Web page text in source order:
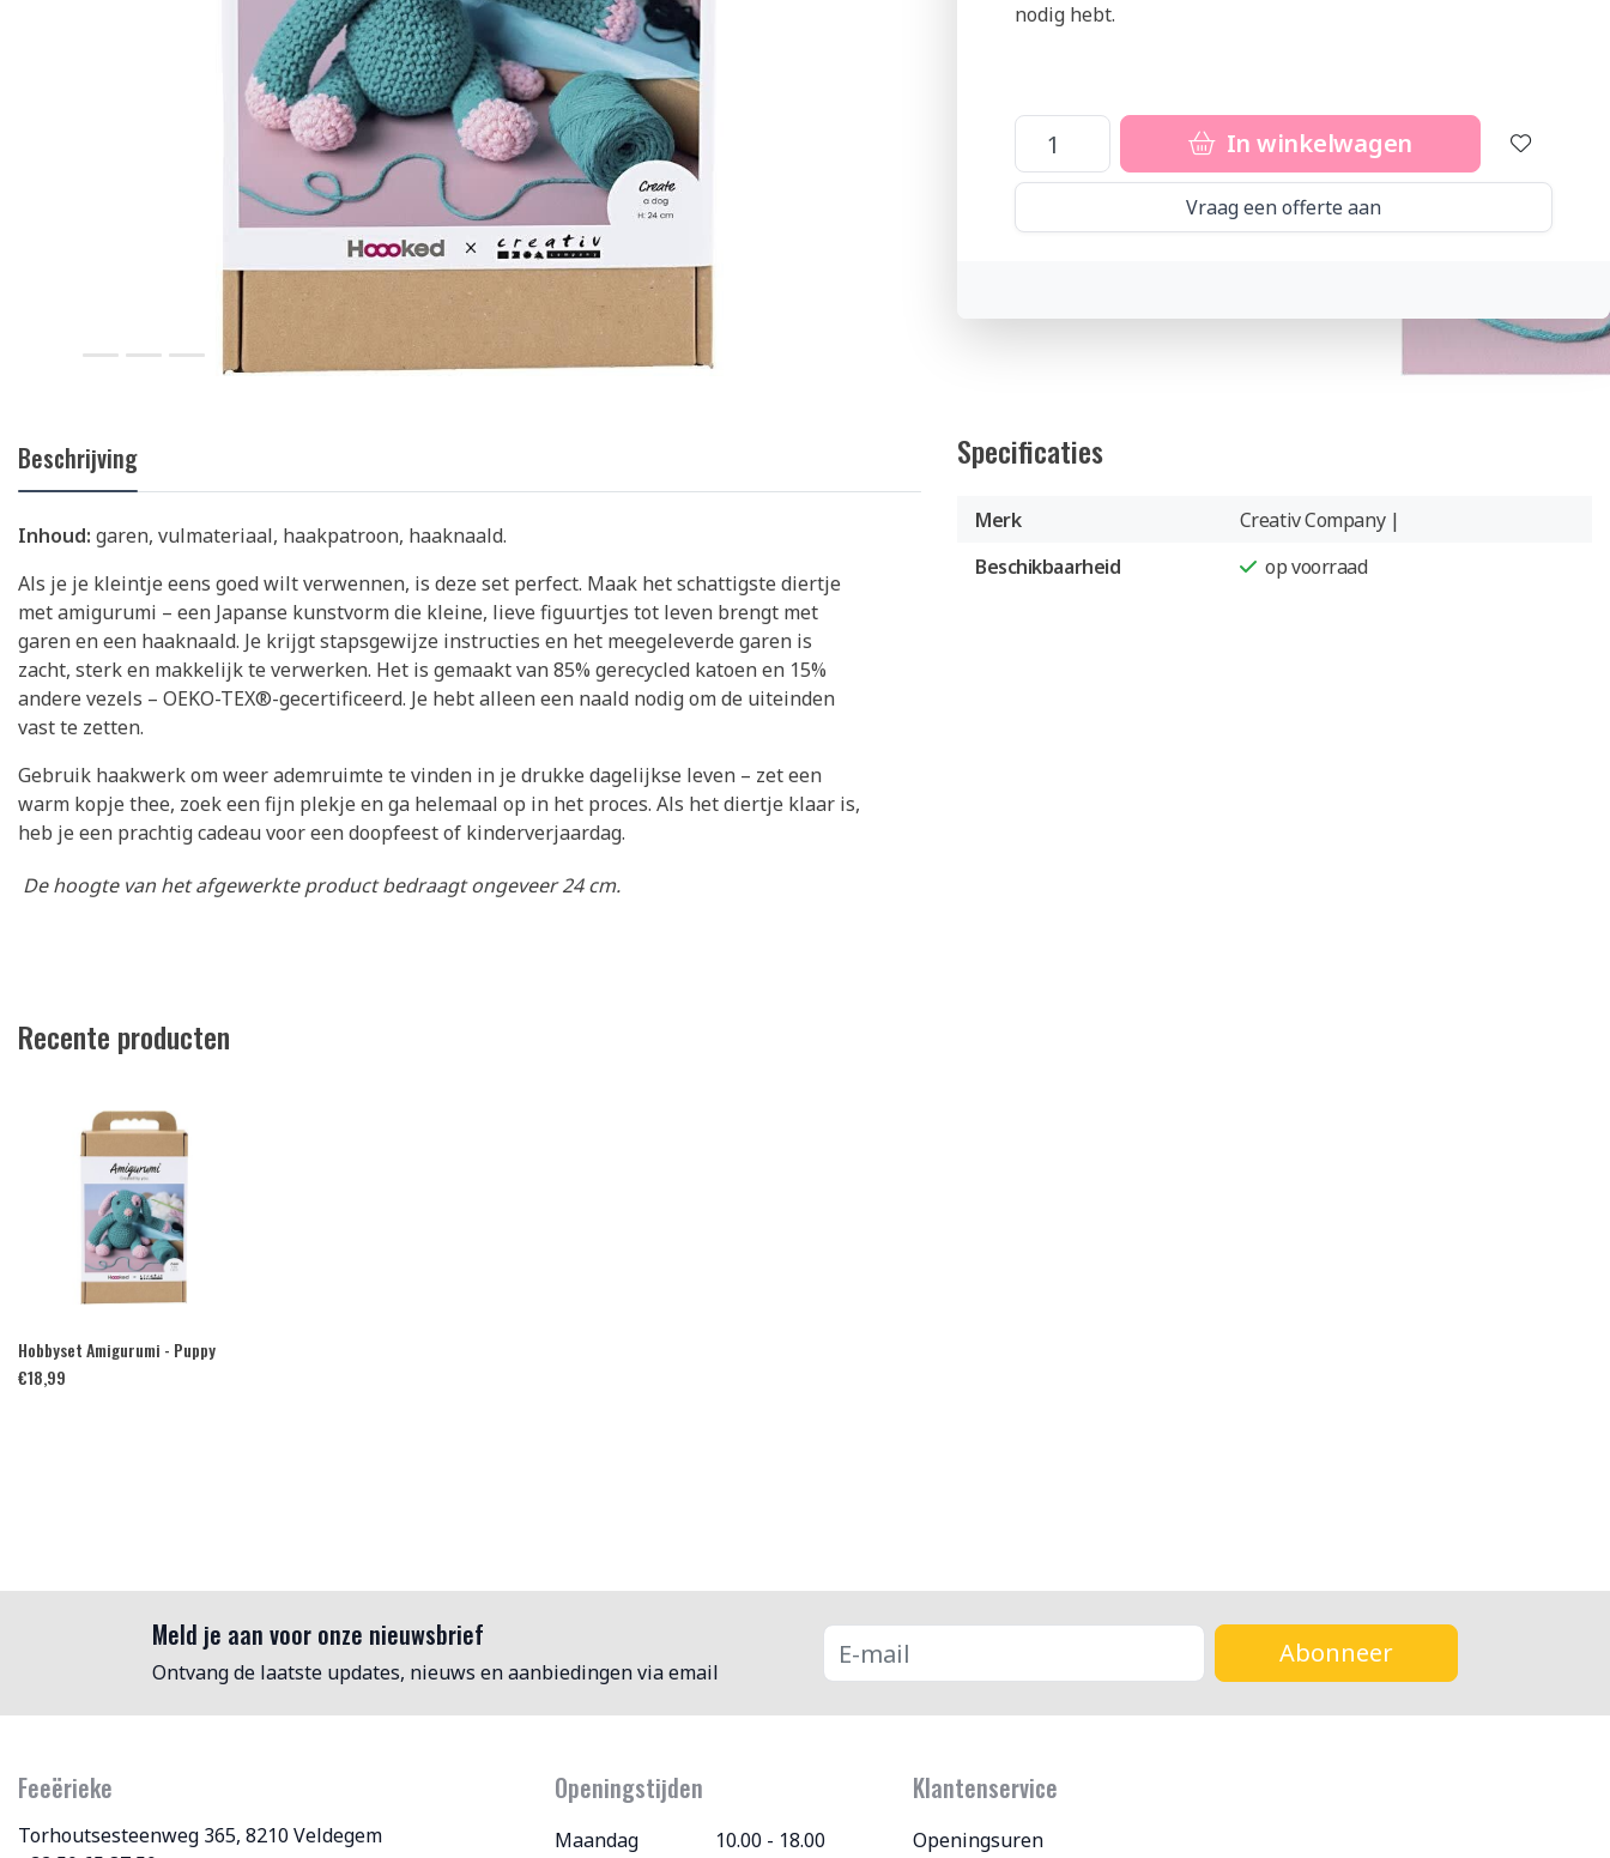
nodig hebt.
In winkelwagen
Vraag een offerte aan
Beschrijving
Inhoud: garen, vulmateriaal, haakpatroon, haaknaald.
Als je je kleintje eens goed wilt verwennen, is deze set perfect. Maak het schattigste diertje
met amigurumi – een Japanse kunstvorm die kleine, lieve figuurtjes tot leven brengt met
garen en een haaknaald. Je krijgt stapsgewijze instructies en het meegeleverde garen is
zacht, sterk en makkelijk te verwerken. Het is gemaakt van 85% gerecycled katoen en 15%
andere vezels – OEKO-TEX®-gecertificeerd. Je hebt alleen een naald nodig om de uiteinden
vast te zetten.
Gebruik haakwerk om weer ademruimte te vinden in je drukke dagelijkse leven – zet een
warm kopje thee, zoek een fijn plekje en ga helemaal op in het proces. Als het diertje klaar is,
heb je een prachtig cadeau voor een doopfeest of kinderverjaardag.
De hoogte van het afgewerkte product bedraagt ongeveer 24 cm.
Specificaties
Merk
Creativ Company |
Beschikbaarheid
op voorraad
Recente producten
Hobbyset Amigurumi - Puppy
€18,99
Meld je aan voor onze nieuwsbrief
Ontvang de laatste updates, nieuws en aanbiedingen via email
Abonneer
Feeërieke
Torhoutsesteenweg 365, 8210 Veldegem
Openingstijden
Maandag 10.00 - 18.00
Klantenservice
Openingsuren